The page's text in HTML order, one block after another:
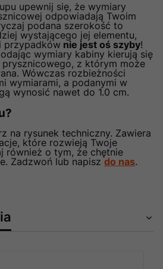
upewnij się, że wymiary
odpowiadają Twoim
podana szerokość to
wystającego jej elementu,
przypadków nie jest oś szyby!
wymiary kabiny kierują się
z którym może
Wówczas rozbieżności
wymiarami, a podanymi w
wynosić nawet do 1.0 cm.
na rysunek techniczny. Zawiera
które rozwieją Twoje
również o tym, że chętnie
Zadzwoń lub napiszdo nas.